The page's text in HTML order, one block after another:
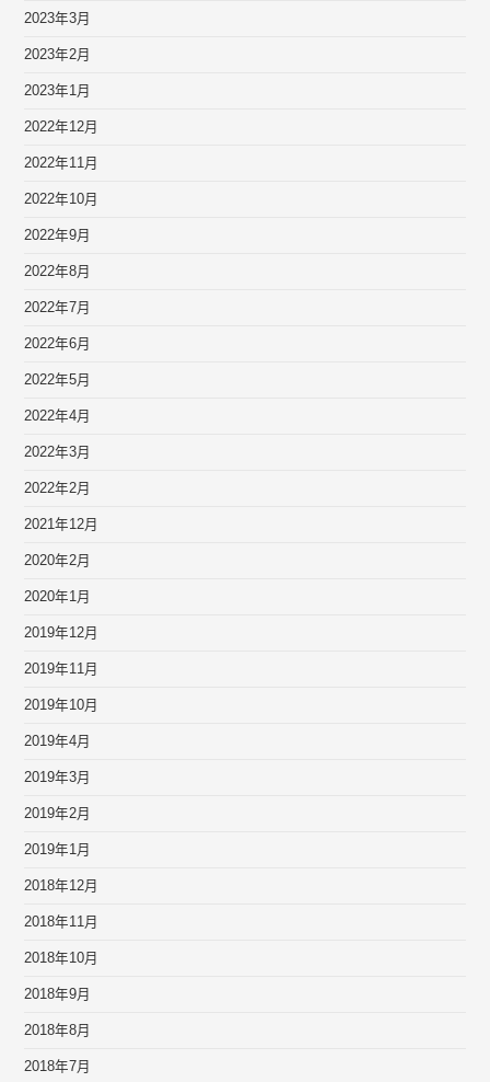
2023年3月
2023年2月
2023年1月
2022年12月
2022年11月
2022年10月
2022年9月
2022年8月
2022年7月
2022年6月
2022年5月
2022年4月
2022年3月
2022年2月
2021年12月
2020年2月
2020年1月
2019年12月
2019年11月
2019年10月
2019年4月
2019年3月
2019年2月
2019年1月
2018年12月
2018年11月
2018年10月
2018年9月
2018年8月
2018年7月